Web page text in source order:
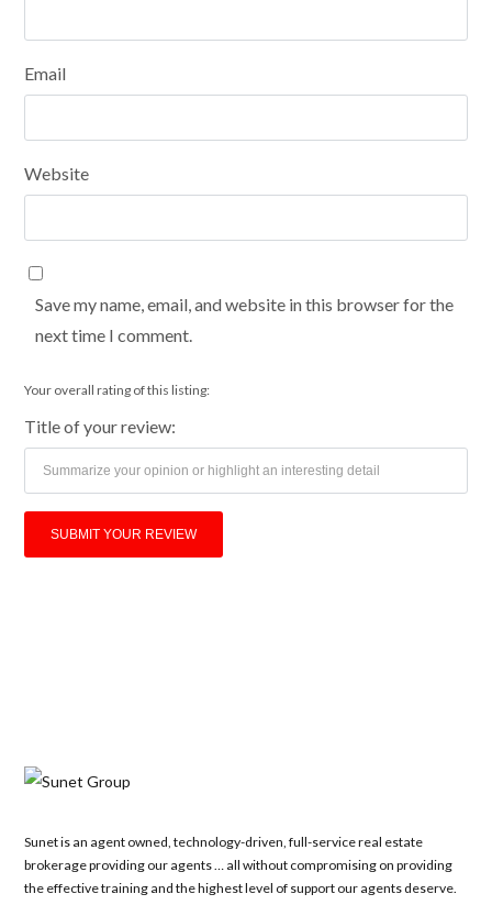
Email
Website
Save my name, email, and website in this browser for the
next time I comment.
Your overall rating of this listing:
Title of your review:
Sunet is an agent owned, technology-driven, full-service real estate
brokerage providing our agents … all without compromising on providing
the effective training and the highest level of support our agents deserve.